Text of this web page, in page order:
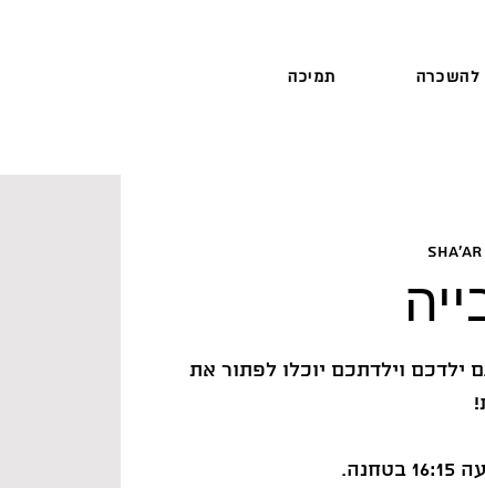
תמיכה להשכרה
Sha'ar
גם ילדכם וילדתכם יוכלו לפתור את